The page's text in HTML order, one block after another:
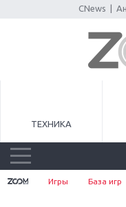
CNews
ТЕХНИКА
Игры База игр